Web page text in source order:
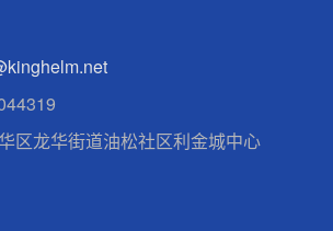
区龙华街道油松社区利金城中心